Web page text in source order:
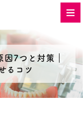
7つと対策｜
るコツ